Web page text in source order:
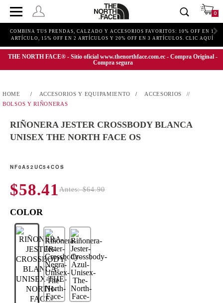
0
COMBINA TUS PRENDAS, CALZADO Y ACCESORIOS FAVORITOS: 10% OFF EN 1
ARTÍCULO, 15% OFF EN 2 ARTÍCULOS Y 20% OFF EN 3 ARTÍCULOS. CLIC AQUÍ
THE NORTH FACE® - Sitio oficial www.thenorthface.com.ec - Compra Original -
Compra segura
ACCESORIOS Y EQUIPAMIENTO
ACCESORIOS
BOLSOS Y RIÑONERAS
RIÑONERA JESTER CROSSBODY BLANCA
UNISEX THE NORTH FACE OS
NF0A52UC54COS
$58.41 Antes: $64.90